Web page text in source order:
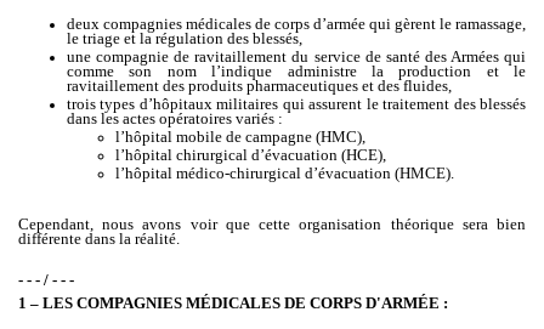
deux compagnies médicales de corps d’armée qui gèrent le ramassage,
le triage et la régulation des blessés,
une compagnie de ravitaillement du service de santé des Armées qui
comme son nom l’indique administre la production et le
ravitaillement des produits pharmaceutiques et des fluides,
trois types d’hôpitaux militaires qui assurent le traitement des blessés
dans les actes opératoires variés :
l’hôpital mobile de campagne (HMC),
l’hôpital chirurgical d’évacuation (HCE),
l’hôpital médico-chirurgical d’évacuation (HMCE).
Cependant, nous avons voir que cette organisation théorique sera bien
différente dans la réalité.
- - - / - - -
1 – LES COMPAGNIES MÉDICALES DE CORPS D'ARMÉE :